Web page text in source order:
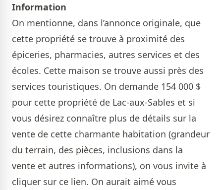
Information
On mentionne, dans l’annonce originale, que
cette propriété se trouve à proximité des
épiceries, pharmacies, autres services et des
écoles. Cette maison se trouve aussi près des
services touristiques. On demande 154 000 $
pour cette propriété de Lac-aux-Sables et si
vous désirez connaître plus de détails sur la
vente de cette charmante habitation (grandeur
du terrain, des pièces, inclusions dans la
vente et autres informations), on vous invite à
cliquer sur ce lien. On aurait aimé vous